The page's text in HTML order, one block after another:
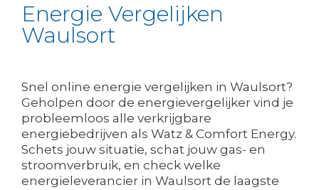
Energie Vergelijken
Waulsort
Snel online energie vergelijken in Waulsort?
Geholpen door de energievergelijker vind je
probleemloos alle verkrijgbare
energiebedrijven als Watz & Comfort Energy.
Schets jouw situatie, schat jouw gas- en
stroomverbruik, en check welke
energieleverancier in Waulsort de laagste